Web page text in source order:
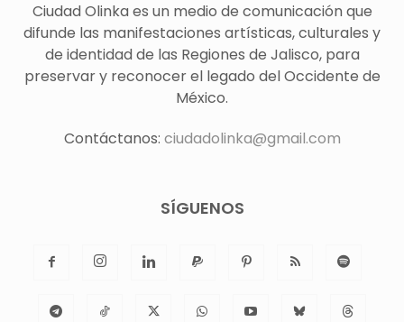
Ciudad Olinka es un medio de comunicación que
difunde las manifestaciones artísticas, culturales y
de identidad de las Regiones de Jalisco, para
preservar y reconocer el legado del Occidente de
México.
Contáctanos: ciudadolinka@gmail.com
SÍGUENOS